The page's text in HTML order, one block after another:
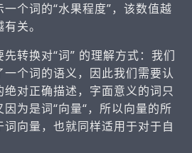
个词的“水果程度”，该数值越
关。
转换对“词” 的理解方式：我们
个词的语义，因此我们需要认
对正确描述，字面意义的词只
为是词“向量“，所以向量的所
向量，也就同样适用于对于自